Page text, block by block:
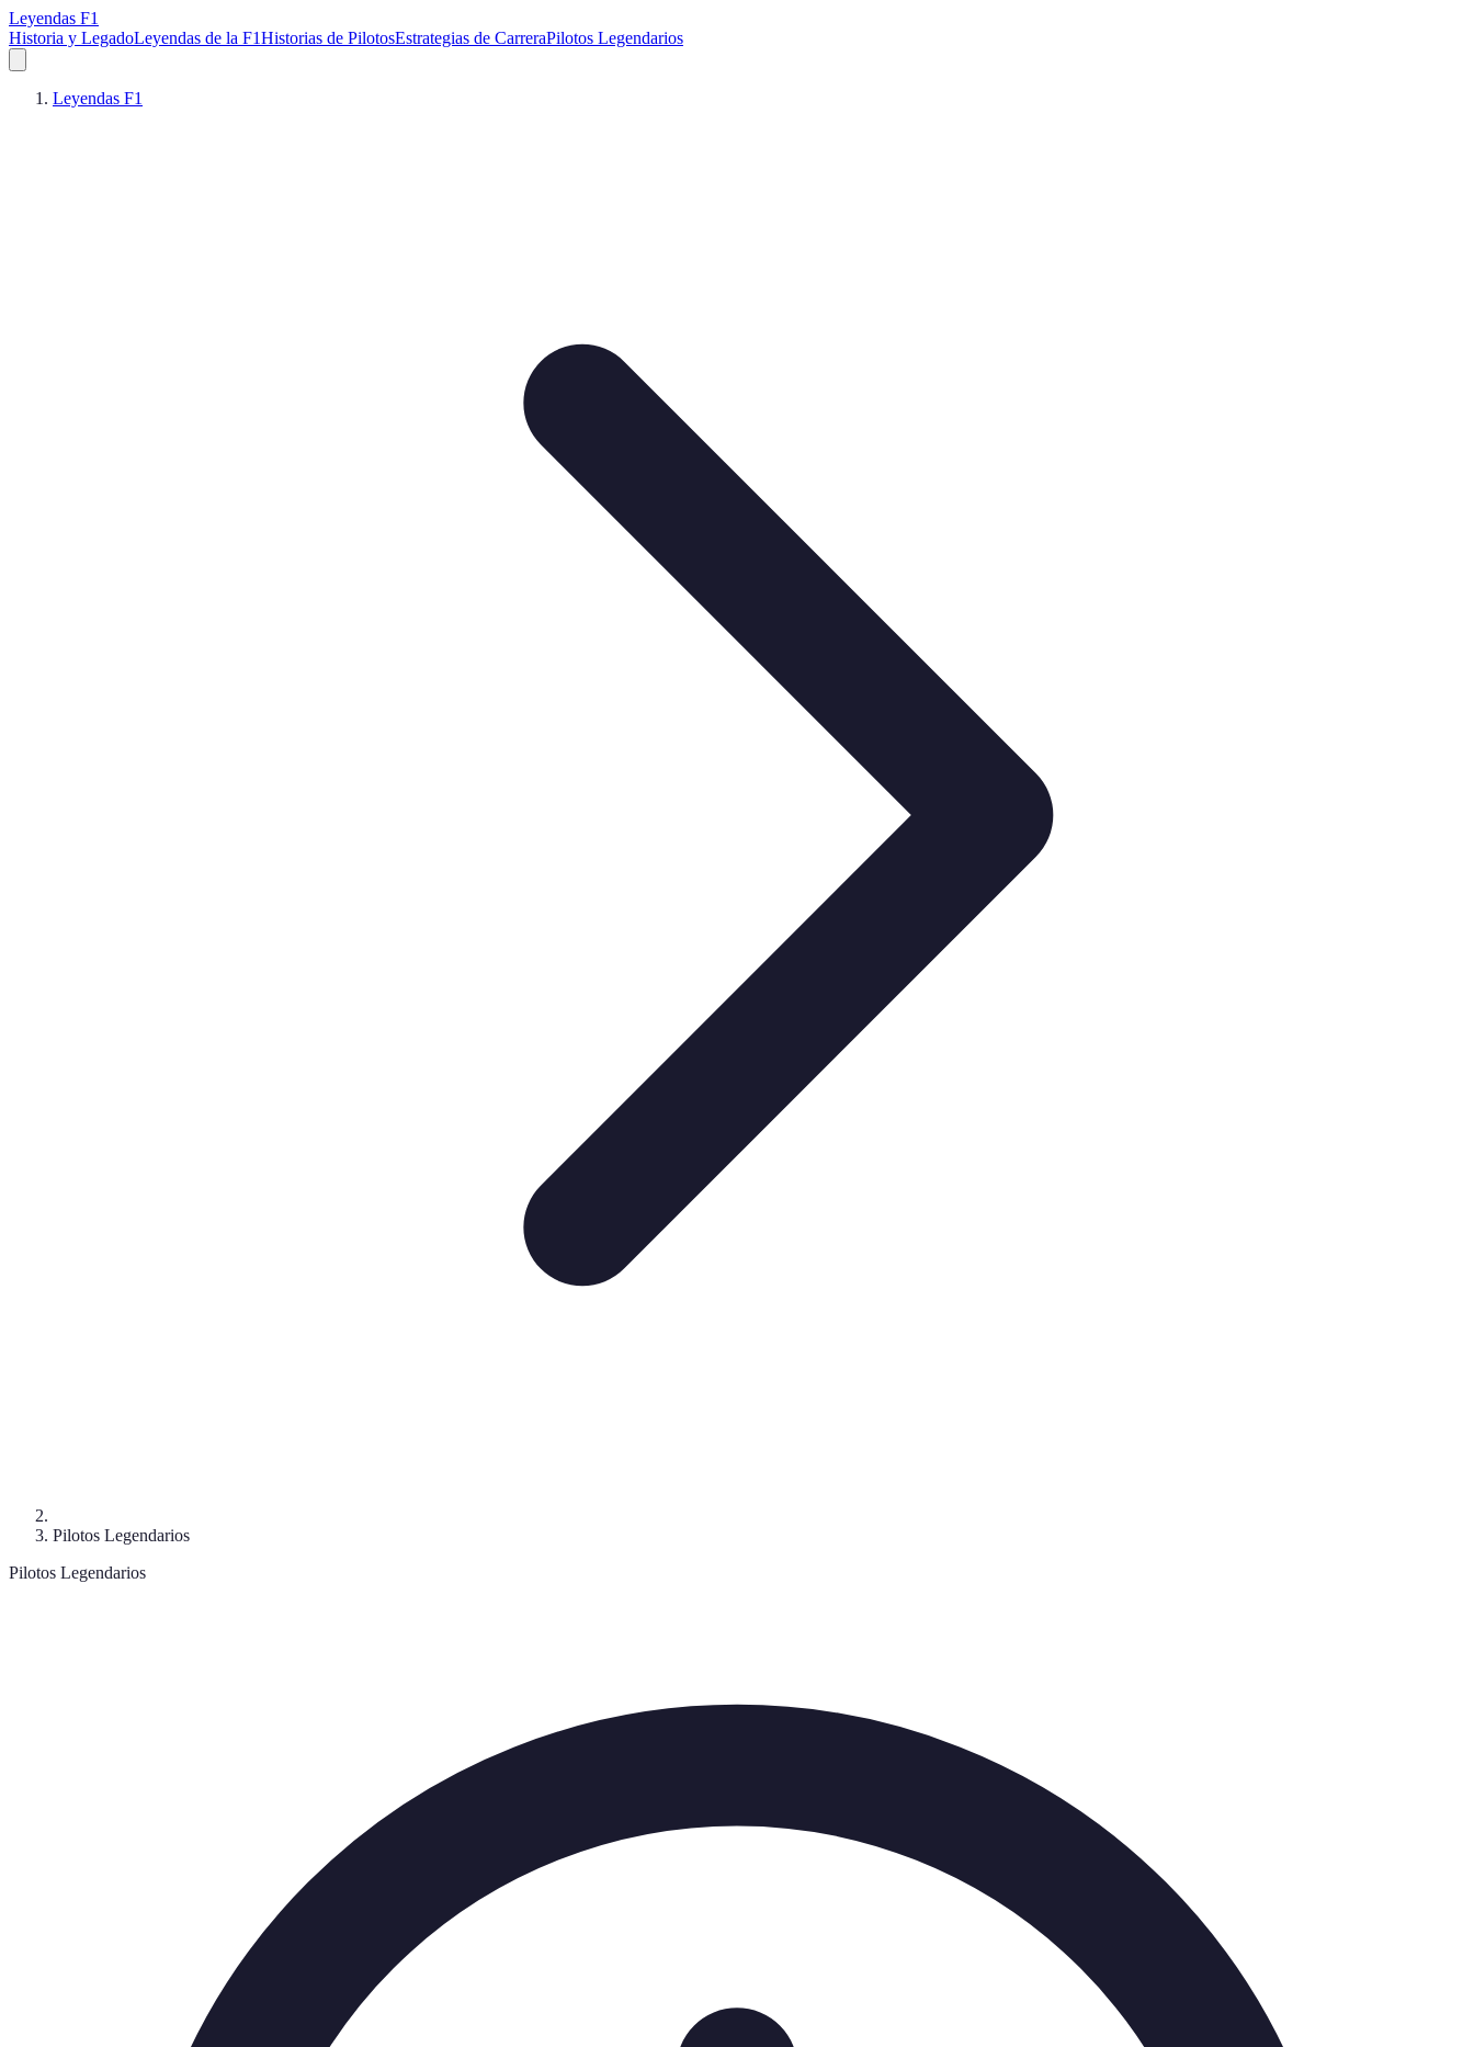
Leyendas F1
Historia y LegadoLeyendas de la F1Historias de PilotosEstrategias de CarreraPilotos Legendarios
Leyendas F1
Pilotos Legendarios
Pilotos Legendarios